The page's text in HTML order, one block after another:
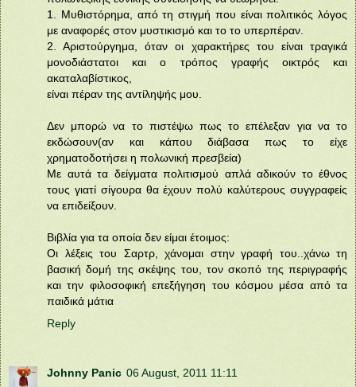
1. Μυθιστόρημα, από τη στιγμή που είναι πολιτικός λόγος
με αναφορές στον μυστικισμό και το το υπερπέραν.
2. Αριστούργημα, όταν οι χαρακτήρες του είναι τραγικά
μονοδιάστατοι και ο τρόπος γραφής οικτρός και
ακαταλαβίστικος,
είναι πέραν της αντίληψής μου.
Δεν μπορώ να το πιστέψω πως το επέλεξαν για να το
εκδώσουν(αν και κάπου διάβασα πως το είχε
χρηματοδοτήσει η πολωνική πρεσβεία)
Με αυτά τα δείγματα πολιτισμού απλά αδικούν το έθνος
τους γιατί σίγουρα θα έχουν πολύ καλύτερους συγγραφείς
να επιδείξουν.
Βιβλία για τα οποία δεν είμαι έτοιμος:
Οι λέξεις του Σαρτρ, χάνομαι στην γραφή του..χάνω τη
βασική δομή της σκέψης του, τον σκοπό της περιγραφής
και την φιλοσοφική επεξήγηση του κόσμου μέσα από τα
παιδικά μάτια
Reply
Johnny Panic 06 August, 2011 11:11